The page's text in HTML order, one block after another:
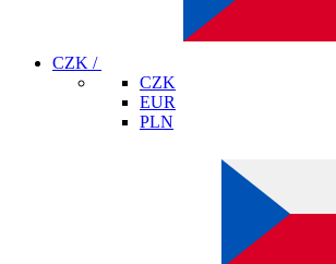
CZK /
CZK
EUR
PLN